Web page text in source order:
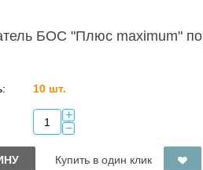
БОС "Плюс maximum"
10 шт.
+
−
Купить в один клик